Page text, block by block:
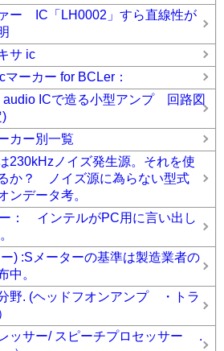
ー IC「LH0002」すら直線性が
サ ic
マーカー for BCLer：
audio ICで造る小型アンプ 回路図
)
ー別一覧
230kHzノイズ発生源。それを使
か？ ノイズ源に為らない型式
ンデータ考。
： インテルがPC用に言い出し
) :Sメーターの基準は製造業者の
中。
野. (ヘッドフオンアンプ ・トラ
ッサー/ スピーチプロセッサー .